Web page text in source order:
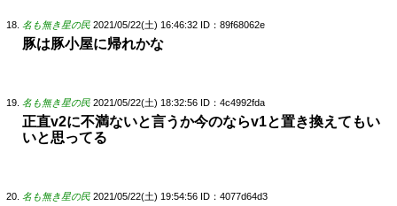
名も無き星の民 2021/05/22(土) 16:46:32 ID：89f68062e
豚は豚小屋に帰れかな
名も無き星の民 2021/05/22(土) 18:32:56 ID：4c4992fda
正直v2に不満ないと言うか今のならv1と置き換えてもい
いと思ってる
名も無き星の民 2021/05/22(土) 19:54:56 ID：4077d64d3